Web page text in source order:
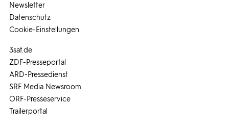
3sat.de
ZDF-Presseportal
ARD-Pressedienst
SRF Media Newsroom
ORF-Presseservice
Trailerportal
Newsletter
Datenschutz
Cookie-Einstellungen